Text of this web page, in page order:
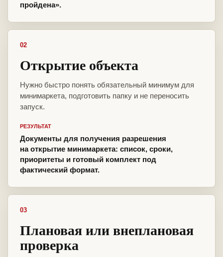
пройдена».
02
Открытие объекта
Нужно быстро понять обязательный минимум для
минимаркета, подготовить папку и не переносить
запуск.
РЕЗУЛЬТАТ
Документы для получения разрешения
на открытие минимаркета: список, сроки,
приоритеты и готовый комплект под
фактический формат.
03
Плановая или внеплановая
проверка